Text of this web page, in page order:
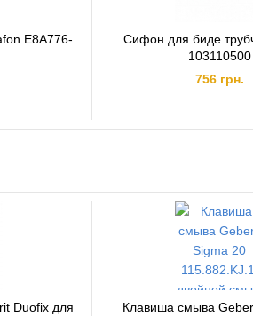
E8A776-
Сифон для биде
103110500
756 грн.
Duofix для
Клавиша смыва